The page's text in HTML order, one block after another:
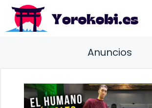
Saltar
contenido
Anuncios